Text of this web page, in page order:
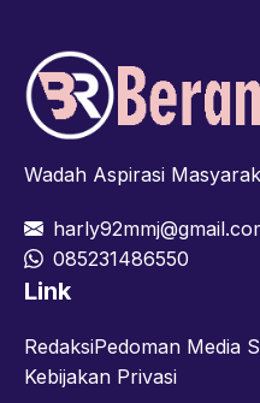
Wadah Aspirasi
085231486550
Link
RedaksiPedoman Media
Kebijakan Privasi